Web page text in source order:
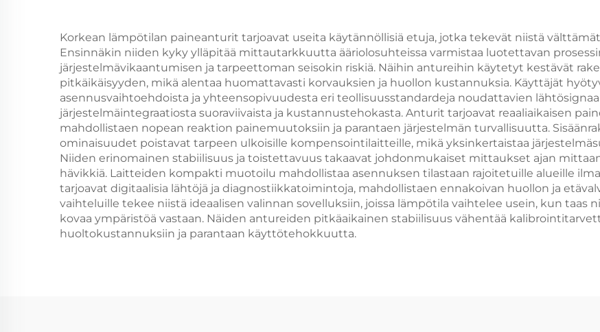
Korkean lämpötilan paineanturit tarjoavat useita käytännöllisiä etuja, jotka tekevät niistä
Ensinnäkin niiden kyky ylläpitää mittautarkkuutta ääriolosuhteissa varmistaa luotettavan
järjestelmävikaantumisen ja tarpeettoman seisokin riskiä. Näihin antureihin käytetyt kestävät
pitkäikäisyyden, mikä alentaa huomattavasti korvauksien ja huollon kustannuksia. Käyttäjät
asennusvaihtoehdoista ja yhteensopivuudesta eri teollisuusstandardeja noudattavien
järjestelmäintegraatiosta suoraviivaista ja kustannustehokasta. Anturit tarjoavat reaaliaikaisen
mahdollistaen nopean reaktion painemuutoksiin ja parantaen järjestelmän turvallisuutta.
ominaisuudet poistavat tarpeen ulkoisille kompensointilaitteille, mikä yksinkertaistaa
Niiden erinomainen stabiilisuus ja toistettavuus takaavat johdonmukaiset mittaukset ajan
hävikkiä. Laitteiden kompakti muotoilu mahdollistaa asennuksen tilastaan rajoitetuille alueille
tarjoavat digitaalisia lähtöjä ja diagnostiikkatoimintoja, mahdollistaen ennakoivan huollon ja
vaihteluille tekee niistä ideaalisen valinnan sovelluksiin, joissa lämpötila vaihtelee usein, kun taas
kovaa ympäristöä vastaan. Näiden antureiden pitkäaikainen stabiilisuus vähentää
huoltokustannuksiin ja parantaan käyttötehokkuutta.